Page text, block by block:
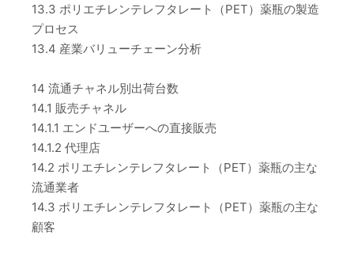
13.3 ポリエチレンテレフタレート（PET）薬瓶の製造
プロセス
13.4 産業バリューチェーン分析
14 流通チャネル別出荷台数
14.1 販売チャネル
14.1.1 エンドユーザーへの直接販売
14.1.2 代理店
14.2 ポリエチレンテレフタレート（PET）薬瓶の主な
流通業者
14.3 ポリエチレンテレフタレート（PET）薬瓶の主な
顧客